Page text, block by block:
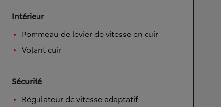
Intérieur
Pommeau de levier de vitesse en cuir
Volant cuir
Sécurité
Régulateur de vitesse adaptatif